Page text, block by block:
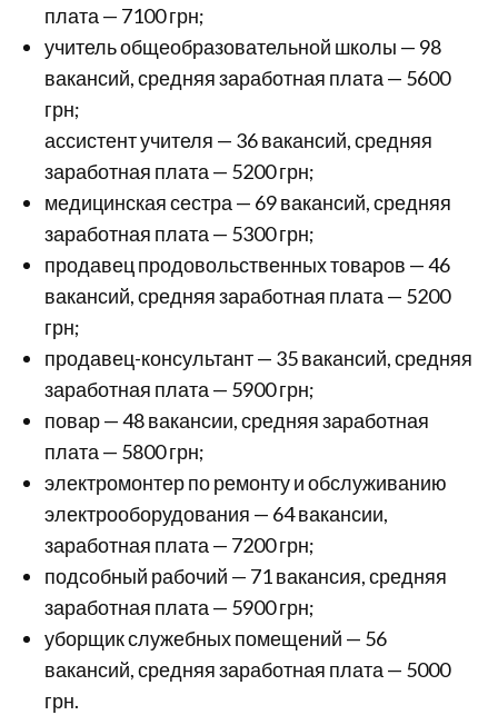
плата — 7100 грн;
учитель общеобразовательной школы — 98
вакансий, средняя заработная плата — 5600
грн;
ассистент учителя — 36 вакансий, средняя
заработная плата — 5200 грн;
медицинская сестра — 69 вакансий, средняя
заработная плата — 5300 грн;
продавец продовольственных товаров — 46
вакансий, средняя заработная плата — 5200
грн;
продавец-консультант — 35 вакансий, средняя
заработная плата — 5900 грн;
повар — 48 вакансии, средняя заработная
плата — 5800 грн;
электромонтер по ремонту и обслуживанию
электрооборудования — 64 вакансии,
заработная плата — 7200 грн;
подсобный рабочий — 71 вакансия, средняя
заработная плата — 5900 грн;
уборщик служебных помещений — 56
вакансий, средняя заработная плата — 5000
грн.